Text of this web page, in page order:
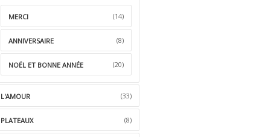
MERCI (14)
ANNIVERSAIRE (8)
NOËL ET BONNE ANNÉE (20)
L'AMOUR (33)
PLATEAUX (8)